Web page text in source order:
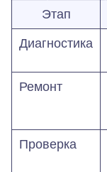
Этап
Диагностика
Ремонт
Проверка